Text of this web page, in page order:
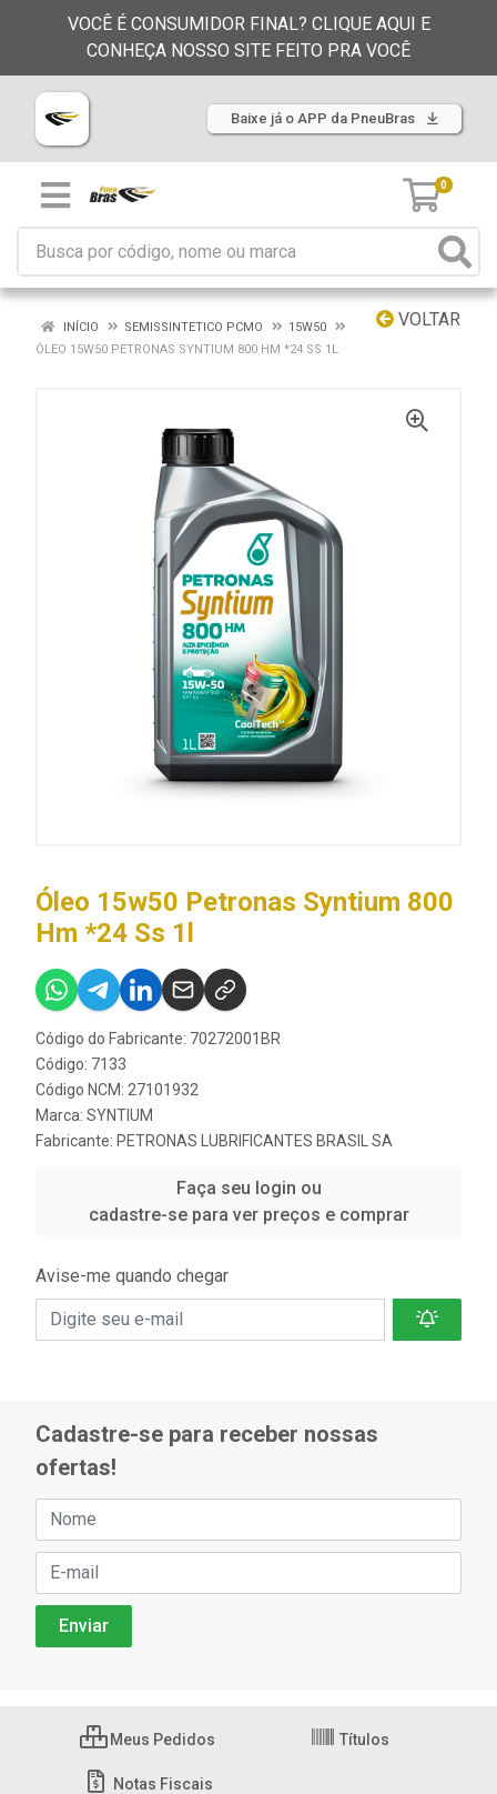
VOCÊ É CONSUMIDOR FINAL? CLIQUE AQUI E
CONHEÇA NOSSO SITE FEITO PRA VOCÊ
Baixe já o APP da PneuBras
0
VOLTAR
INÍCIO SEMISSINTETICO PCMO
15W50
ÓLEO 15W50 PETRONAS SYNTIUM 800 HM *24 SS 1L
Óleo 15w50 Petronas Syntium 800
Hm *24 Ss 1l
Código do Fabricante: 70272001BR
Código: 7133
Código NCM: 27101932
Marca: SYNTIUM
Fabricante: PETRONAS LUBRIFICANTES BRASIL SA
Faça seu login ou
cadastre-se para ver preços e comprar
Avise-me quando chegar
Cadastre-se para receber nossas
ofertas!
Meus Pedidos Títulos
Notas Fiscais